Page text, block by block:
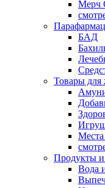
Мерч
БАД
Товары
Места
Продукты
Вода